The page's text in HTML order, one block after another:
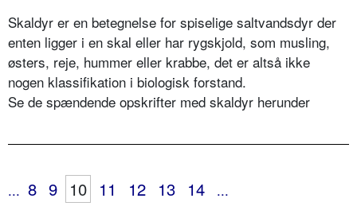
Skaldyr er en betegnelse for spiselige saltvandsdyr der
enten ligger i en skal eller har rygskjold, som musling,
østers, reje, hummer eller krabbe, det er altså ikke
nogen klassifikation i biologisk forstand.
Se de spændende opskrifter med skaldyr herunder
... 8 9 10 11 12 13 14
...